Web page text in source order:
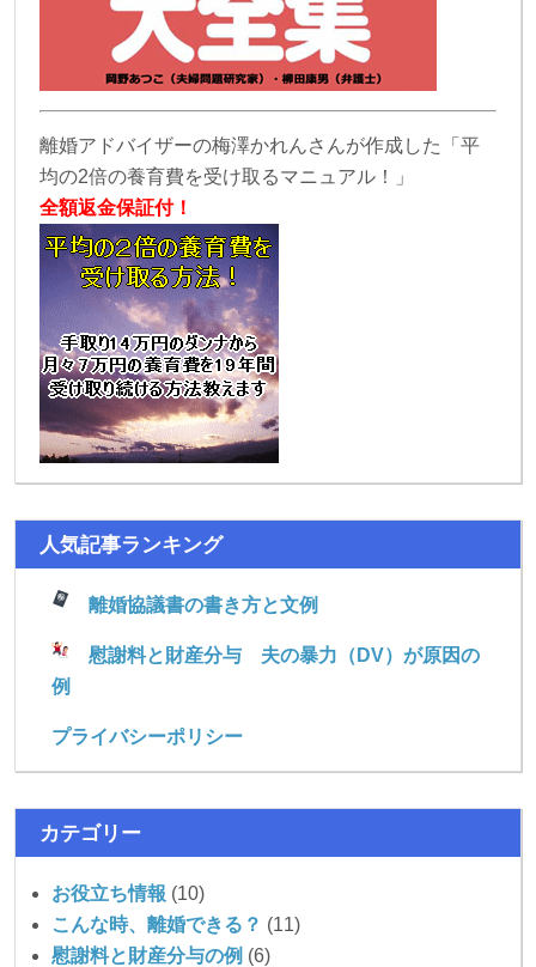
離婚アドバイザーの梅澤かれんさんが作成した「平
均の2倍の養育費を受け取るマニュアル！」
全額返金保証付！
人気記事ランキング
離婚協議書の書き方と文例
慰謝料と財産分与 夫の暴力（DV）が原因の
例
プライバシーポリシー
カテゴリー
お役立ち情報 (10)
こんな時、離婚できる？ (11)
慰謝料と財産分与の例 (6)